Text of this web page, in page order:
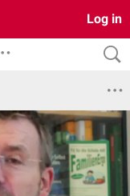
Log in